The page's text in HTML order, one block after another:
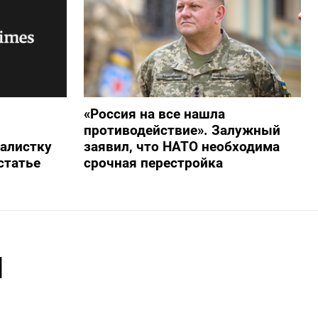
«Россия на все нашла
противодействие». Залужный
заявил, что НАТО необходима
срочная перестройка